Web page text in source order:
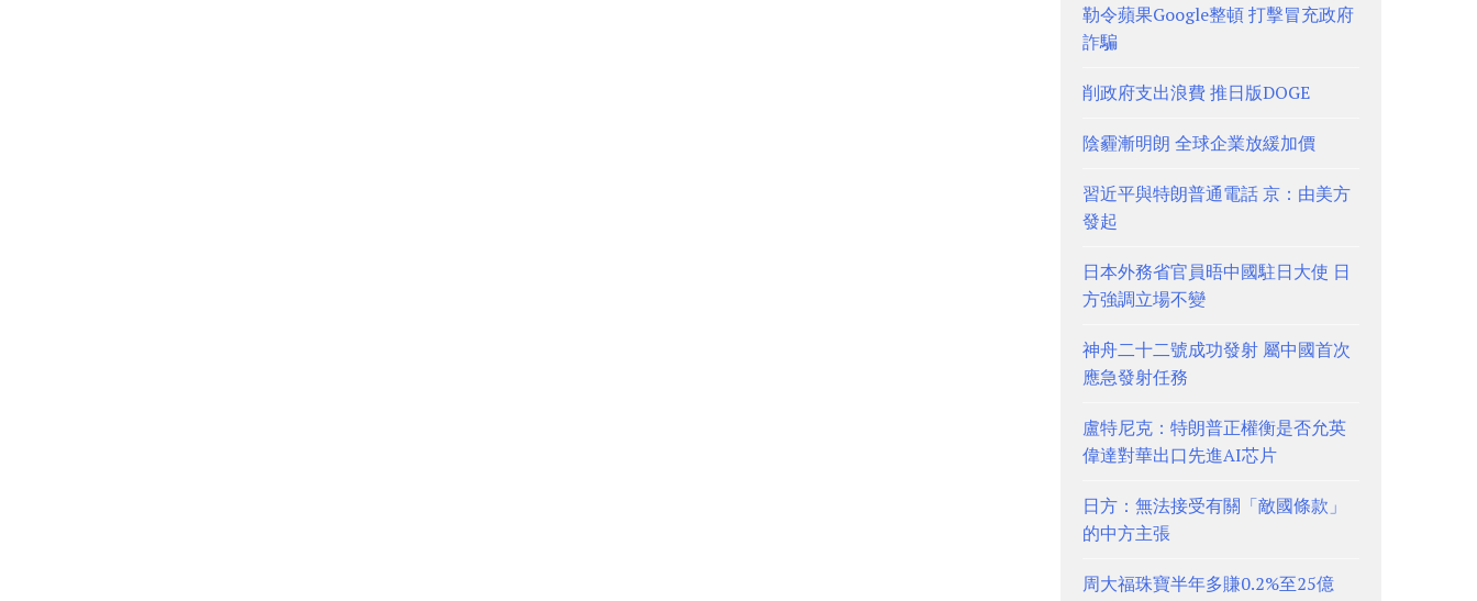
勒令蘋果Google整頓 打擊冒充政府
詐騙
削政府支出浪費 推日版DOGE
陰霾漸明朗 全球企業放緩加價
習近平與特朗普通電話 京：由美方
發起
日本外務省官員晤中國駐日大使 日
方強調立場不變
神舟二十二號成功發射 屬中國首次
應急發射任務
盧特尼克：特朗普正權衡是否允英
偉達對華出口先進AI芯片
日方：無法接受有關「敵國條款」
的中方主張
周大福珠寶半年多賺0.2%至25億